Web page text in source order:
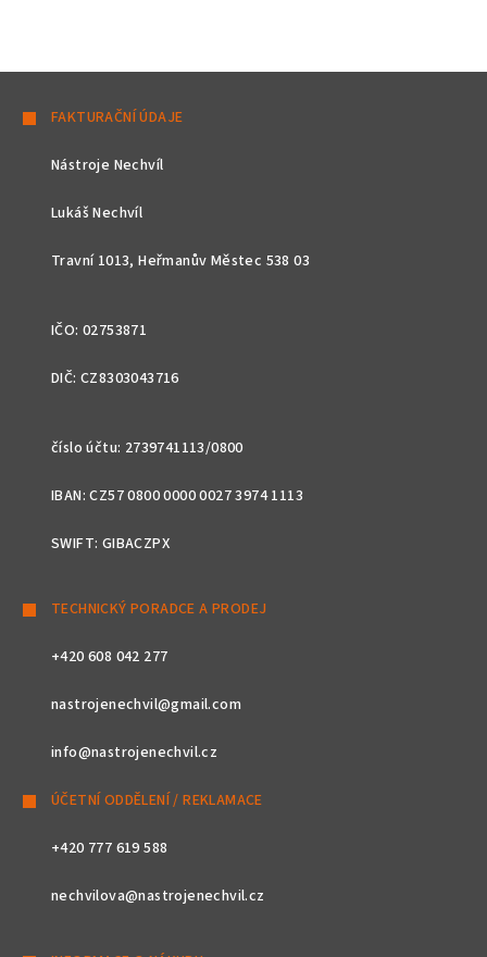
FAKTURAČNÍ ÚDAJE
Nástroje Nechvíl
Lukáš Nechvíl
Travní 1013, Heřmanův Městec 538 03
IČO: 02753871
DIČ: CZ8303043716
číslo účtu: 2739741113/0800
IBAN: CZ57 0800 0000 0027 3974 1113
SWIFT: GIBACZPX
TECHNICKÝ PORADCE A PRODEJ
+420 608 042 277
nastrojenechvil@gmail.com
info@nastrojenechvil.cz
ÚČETNÍ ODDĚLENÍ / REKLAMACE
+420 777 619 588
nechvilova@nastrojenechvil.cz